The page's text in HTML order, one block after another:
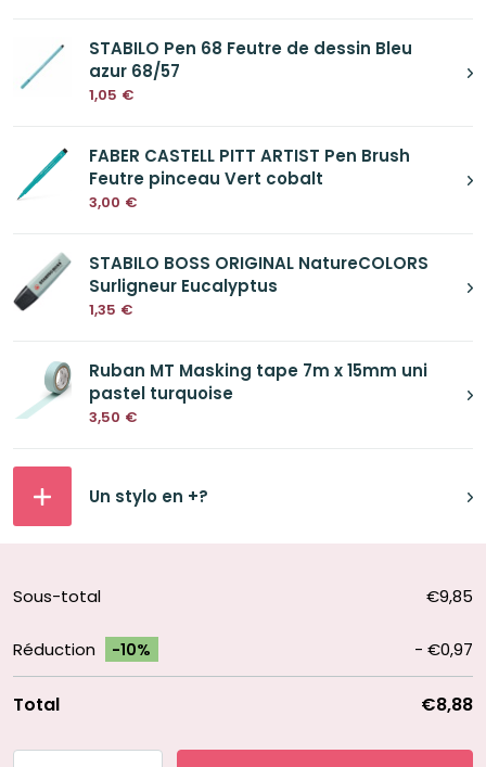
STABILO Pen 68 Feutre de dessin Bleu
azur 68/57
1,05 €
FABER CASTELL PITT ARTIST Pen Brush
Feutre pinceau Vert cobalt
3,00 €
STABILO BOSS ORIGINAL NatureCOLORS
Surligneur Eucalyptus
1,35 €
Ruban MT Masking tape 7m x 15mm uni
pastel turquoise
3,50 €
Un stylo en +?
Sous-total €9,85
Réduction -10% - €0,97
Total €8,88